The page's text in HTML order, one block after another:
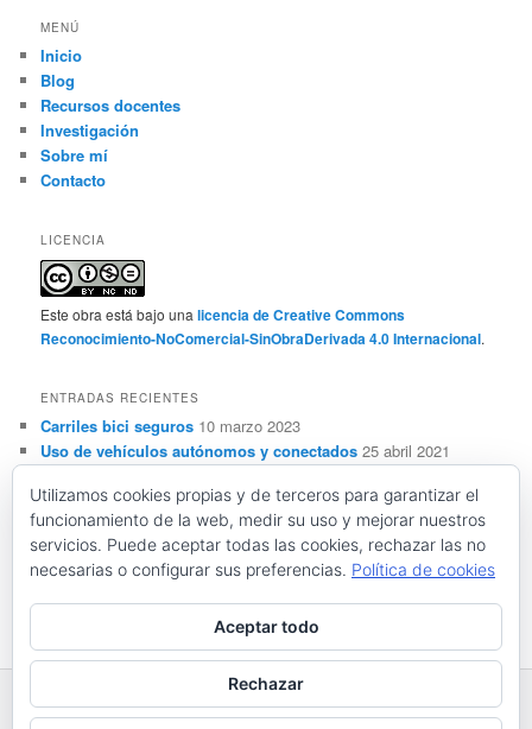
MENÚ
Inicio
Blog
Recursos docentes
Investigación
Sobre mí
Contacto
LICENCIA
Este obra está bajo unalicencia de Creative Commons
Reconocimiento-NoComercial-SinObraDerivada 4.0 Internacional.
ENTRADAS RECIENTES
Carriles bici seguros 10 marzo 2023
Uso de vehículos autónomos y conectados 25 abril 2021
autónomos y conectados 28 marzo 2021
Conceptos básicos sobre vehículos autónomos y
conectados 28 febrero 2021
Resistencia al deslizamiento y seguridad vial 21 noviembre
2020
Funciona gracias a WordPress
Utilizamos cookies propias y de terceros para garantizar el
funcionamiento de la web, medir su uso y mejorar nuestros
servicios. Puede aceptar todas las cookies, rechazar las no
necesarias o configurar sus preferencias. Política de cookies
Aceptar todo
Rechazar